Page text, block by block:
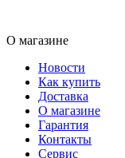
О магазине
Новости
Как купить
Доставка
О магазине
Гарантия
Контакты
Сервис